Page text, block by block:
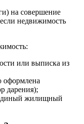
на совершение
недвижимость
или выписка из
оформлена
дарения);
жилищный